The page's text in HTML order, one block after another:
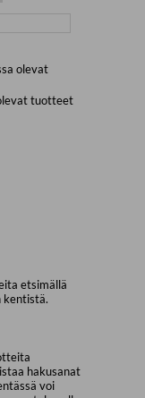
olevat
tuotteet
etsimällä
kentistä.
hakusanat
voi